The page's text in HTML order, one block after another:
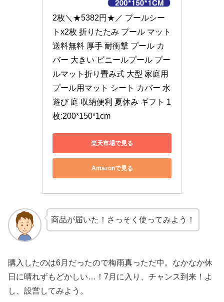
2枚＼★5382円★／ プールシー
トx2枚 折りたたみ プール マット
送料無料 厚手 耐衝撃 プール カ
バー 大きい ビニールプール プー
ルマット折り畳み式 大型 家庭用
プール用マット シート カバー 水
遊び 庭 収納便利 夏休み ギフト 1
枚:200*150*1cm
楽天市場で見る
Amazonで見る
商品が届いた！さっそく使ってみよう！
購入したのは6月だったので梅雨真っただ中。なかなか休
日に晴れずもどかしい…！7月に入り、チャンス到来！よ
し、設営してみよう。